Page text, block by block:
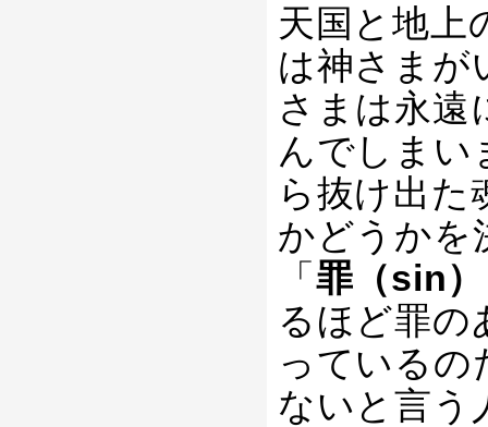
天国と地上
は神さまが
さまは永遠
んでしまい
ら抜け出た
かどうかを
「 罪（sin）
るほど罪の
っているの
ないと言う